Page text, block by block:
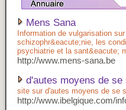
Mens Sana
Information de vulgarisation
schizophr&eacute;nie, les
psychiatrie et la sant&eacute;
http://www.mens-sana.be
d'autes moyens de se
site sur d'autes moyens de se
http://www.ibelgique.com/